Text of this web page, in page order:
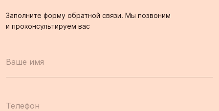
Заполните форму обратной связи. Мы позвоним
и проконсультируем вас
Ваше имя
Телефон